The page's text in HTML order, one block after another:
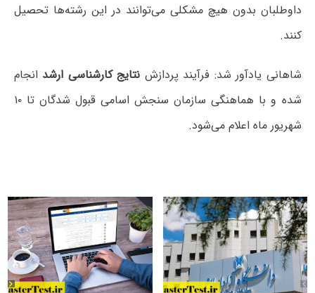
داوطلبان بدون هیچ مشکلی می‌توانند در این رشته‌ها تحصیل
کنند.
شاهانی یادآور شد: فرآیند پردازش نتایج کارشناسی ارشد انجام
شده و با هماهنگی سازمان سنجش اسامی قبول شدگان‌ تا ۱۰
شهریور ماه اعلام می‌شود.